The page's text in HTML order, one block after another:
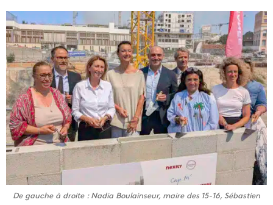
De gauche à droite : Nadia Boulainseur, maire des 15-16, Sébastien